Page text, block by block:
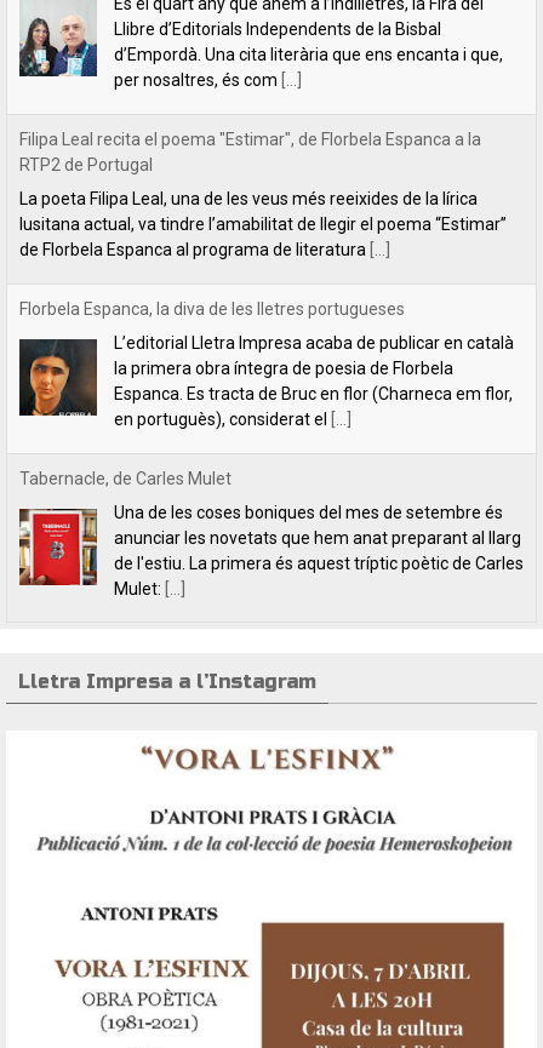
La poeta Filipa Leal, una de les veus més reeixides de la lírica
lusitana actual, va tindre l’amabilitat de llegir el poema “Estimar”
de Florbela Espanca al programa de literatura[...]
Florbela Espanca, la diva de les lletres portugueses
L’editorial Lletra Impresa acaba de publicar en català
la primera obra íntegra de poesia de Florbela
Espanca. Es tracta de Bruc en flor (Charneca em flor,
en portuguès), considerat el[...]
Tabernacle, de Carles Mulet
Una de les coses boniques del mes de setembre és
anunciar les novetats que hem anat preparant al llarg
de l'estiu. La primera és aquest tríptic poètic de Carles
Mulet:[...]
Lletra Impresa aposta per la poesia en clau feminista amb motiu
del 8 de Març
L’editorial Lletra Impresa Edicions acaba de publicar
dos títols de poesia que aposten, clarament i sense
fissures, per autores feministes. D’una banda, han
tret a la llum editorial el poemari
Lletra Impresa a l’Instagram